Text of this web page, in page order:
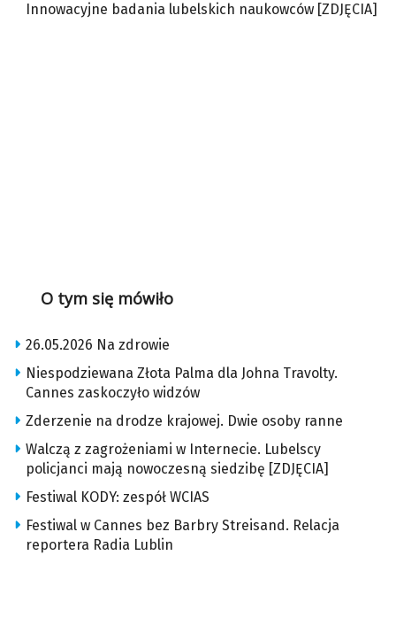
Innowacyjne badania lubelskich naukowców [ZDJĘCIA]
O tym się mówiło
26.05.2026 Na zdrowie
Niespodziewana Złota Palma dla Johna Travolty.
Cannes zaskoczyło widzów
Zderzenie na drodze krajowej. Dwie osoby ranne
Walczą z zagrożeniami w Internecie. Lubelscy
policjanci mają nowoczesną siedzibę [ZDJĘCIA]
Festiwal KODY: zespół WCIAS
Festiwal w Cannes bez Barbry Streisand. Relacja
reportera Radia Lublin